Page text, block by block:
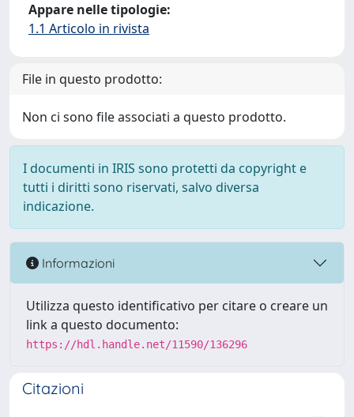
Appare nelle tipologie:
1.1 Articolo in rivista
File in questo prodotto:
Non ci sono file associati a questo prodotto.
I documenti in IRIS sono protetti da copyright e
tutti i diritti sono riservati, salvo diversa
indicazione.
Informazioni
Utilizza questo identificativo per citare o creare un
link a questo documento:
https://hdl.handle.net/11590/136296
Citazioni